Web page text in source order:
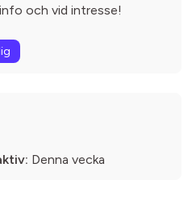
och vid intresse!
Denna vecka